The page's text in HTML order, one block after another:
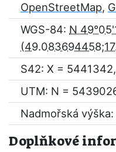
OpenStreetMap,
WGS-84: N
S42: X =
UTM: N =
Nadmořská
Doplňkové